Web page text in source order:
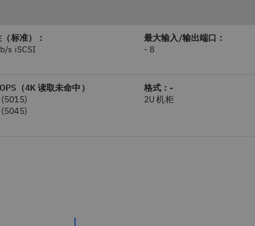
标准）：
s iSCSI
最大输入/输出端口：
- 8
（4K 读取未命中）
格式：-
2U 机柜